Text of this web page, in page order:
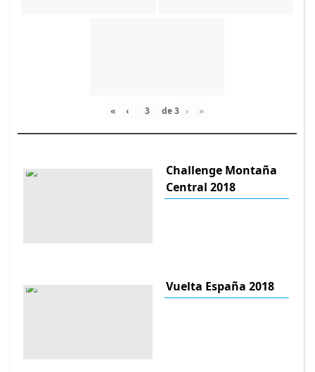
« ‹ de3 › »
Challenge Montaña
Central 2018
Vuelta España 2018